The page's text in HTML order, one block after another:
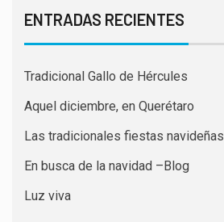
ENTRADAS RECIENTES
Tradicional Gallo de Hércules
Aquel diciembre, en Querétaro
Las tradicionales fiestas
En busca de la navidad –Blog
Luz viva